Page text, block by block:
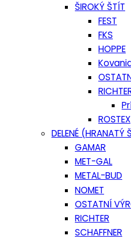
ŠIROKÝ ŠTÍT
FEST
FKS
HOPPE
ROSTEX
DELENÉ (HRANATÝ
GAMAR
MET-GAL
METAL-BUD
NOMET
OSTATNÍ
RICHTER
SCHAFFNER